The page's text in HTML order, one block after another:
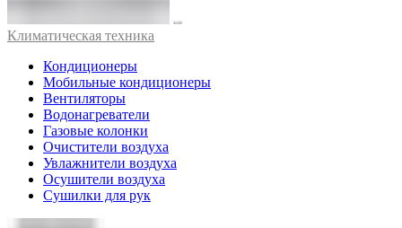
Климатическая техника
Кондиционеры
Мобильные кондиционеры
Вентиляторы
Водонагреватели
Газовые колонки
Очистители воздуха
Увлажнители воздуха
Осушители воздуха
Сушилки для рук